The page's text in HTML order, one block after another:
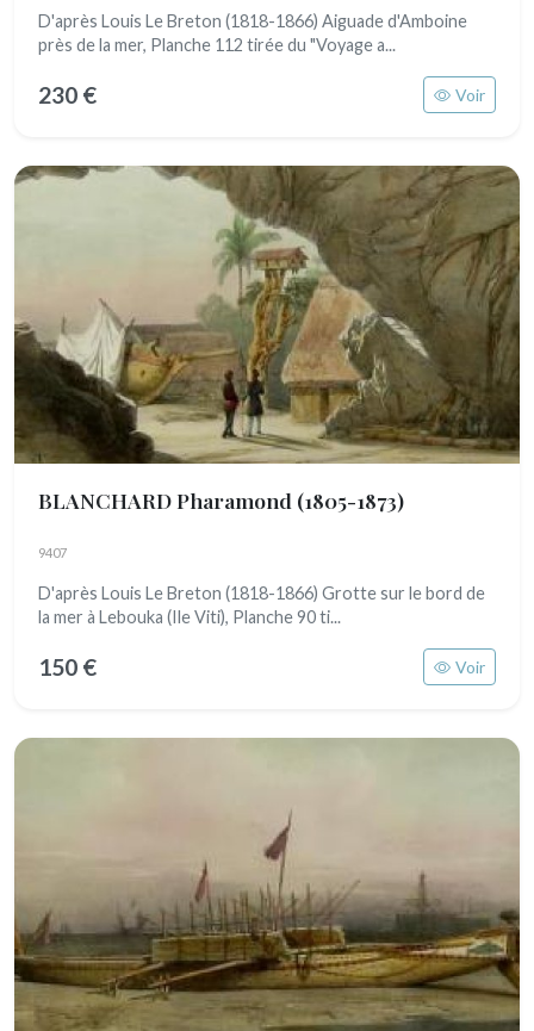
D'après Louis Le Breton (1818-1866) Aiguade d'Amboine
près de la mer, Planche 112 tirée du "Voyage a...
230 € Voir
BLANCHARD Pharamond (1805-1873)
9407
D'après Louis Le Breton (1818-1866) Grotte sur le bord de
la mer à Lebouka (Ile Viti), Planche 90 ti...
150 € Voir